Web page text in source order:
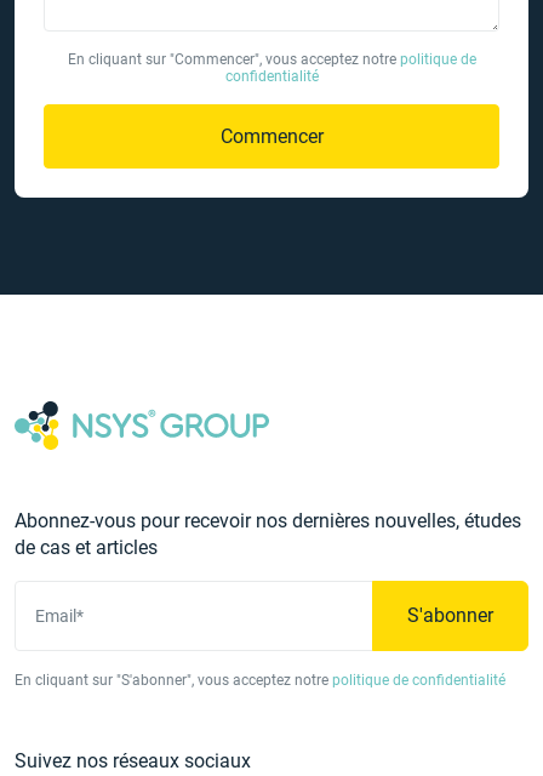
En cliquant sur "Commencer", vous acceptez notre politique de
confidentialité
Commencer
Abonnez-vous pour recevoir nos dernières nouvelles, études
de cas et articles
Email* S'abonner
En cliquant sur "S'abonner", vous acceptez notre politique de confidentialité
Suivez nos réseaux sociaux